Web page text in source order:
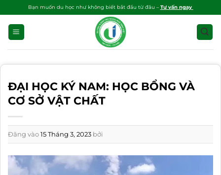
qua
dung
Bạn muốn du học như không biết bắt đầu từ đâu – Tư vấn ngay
ĐẠI HỌC KÝ NAM: HỌC BỔNG VÀ
CƠ SỞ VẬT CHẤT
Đăng vào15 Tháng 3, 2023 bởi